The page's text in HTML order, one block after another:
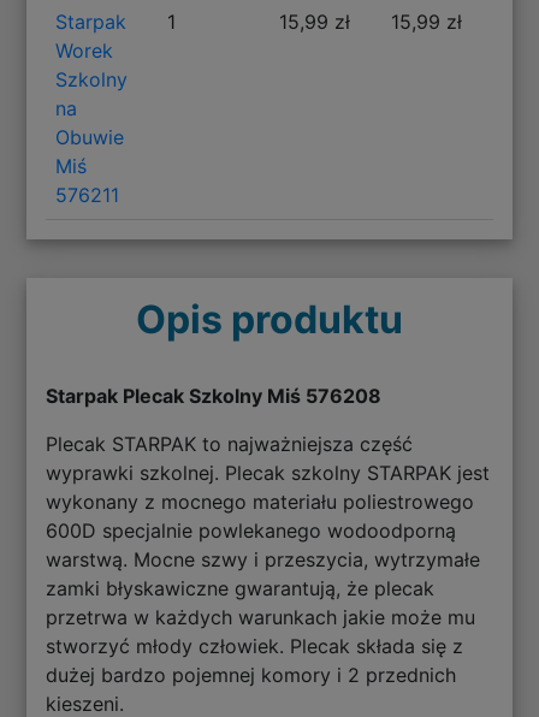
Starpak
Worek
Szkolny
na
Obuwie
Miś
576211
1 15,99 zł 15,99 zł
Opis produktu
Starpak Plecak Szkolny Miś 576208
Plecak STARPAK to najważniejsza część
wyprawki szkolnej. Plecak szkolny STARPAK jest
wykonany z mocnego materiału poliestrowego
600D specjalnie powlekanego wodoodporną
warstwą. Mocne szwy i przeszycia, wytrzymałe
zamki błyskawiczne gwarantują, że plecak
przetrwa w każdych warunkach jakie może mu
stworzyć młody człowiek. Plecak składa się z
dużej bardzo pojemnej komory i 2 przednich
kieszeni.